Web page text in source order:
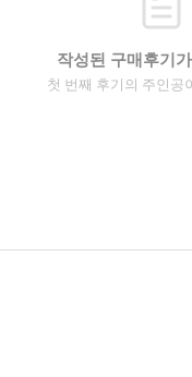
작성된 구매후기
첫 번째 후기의 주인공